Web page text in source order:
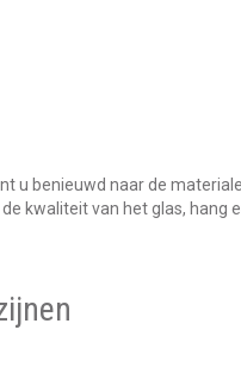
u benieuwd naar de
kwaliteit van het glas, hang